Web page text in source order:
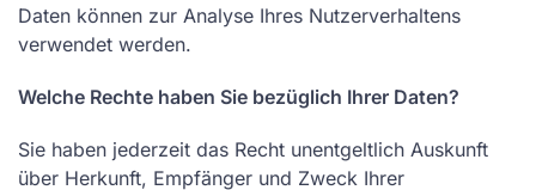
Daten können zur Analyse Ihres Nutzerverhaltens
verwendet werden.
Welche Rechte haben Sie bezüglich Ihrer Daten?
Sie haben jederzeit das Recht unentgeltlich Auskunft
über Herkunft, Empfänger und Zweck Ihrer